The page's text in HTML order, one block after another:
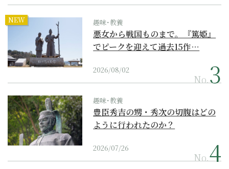
NEW 趣味･教養
悪女から戦国ものまで。『篤姫』
でピークを迎えて過去15作…
2026/08/02
No.
趣味･教養
豊臣秀吉の甥・秀次の切腹はどの
ように行われたのか？
2026/07/26
No.